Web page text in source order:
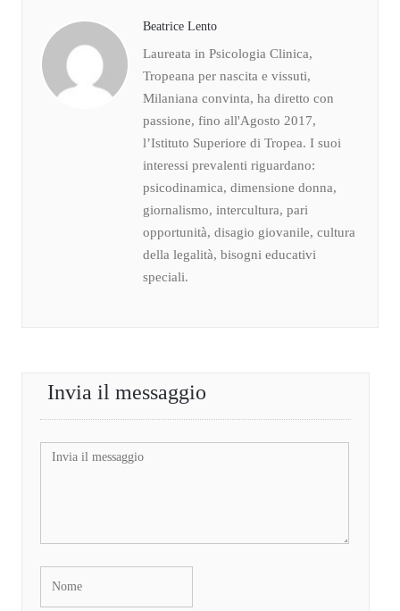
Beatrice Lento
Laureata in Psicologia Clinica,
Tropeana per nascita e vissuti,
Milaniana convinta, ha diretto con
passione, fino all'Agosto 2017,
l’Istituto Superiore di Tropea. I suoi
interessi prevalenti riguardano:
psicodinamica, dimensione donna,
giornalismo, intercultura, pari
opportunità, disagio giovanile, cultura
della legalità, bisogni educativi
speciali.
Invia il messaggio